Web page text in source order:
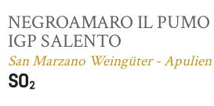
NEGROAMARO IL PUMO
IGP SALENTO
San Marzano Weingüter - Apulien